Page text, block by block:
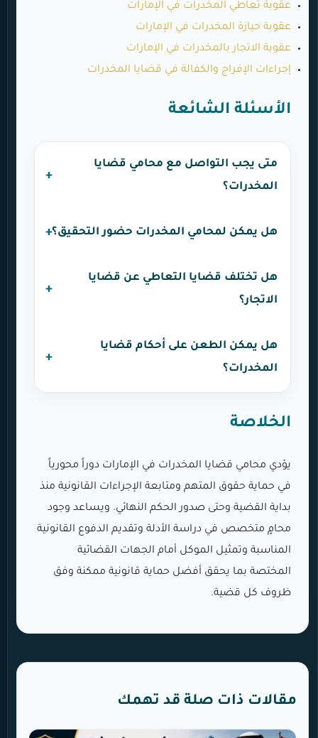
عقوبة تعاطي المخدرات في الإمارات
عقوبة حيازة المخدرات في الإمارات
عقوبة الاتجار بالمخدرات في الإمارات
إجراءات الإفراج والكفالة في قضايا المخدرات
الأسئلة الشائعة
متى يجب التواصل مع محامي قضايا
المخدرات؟
هل يمكن لمحامي المخدرات حضور التحقيق؟
هل تختلف قضايا التعاطي عن قضايا
الاتجار؟
هل يمكن الطعن على أحكام قضايا
المخدرات؟
الخلاصة
يؤدي محامي قضايا المخدرات في الإمارات دوراً محورياً
في حماية حقوق المتهم ومتابعة الإجراءات القانونية منذ
بداية القضية وحتى صدور الحكم النهائي. ويساعد وجود
محامٍ متخصص في دراسة الأدلة وتقديم الدفوع القانونية
المناسبة وتمثيل الموكل أمام الجهات القضائية
المختصة بما يحقق أفضل حماية قانونية ممكنة وفق
ظروف كل قضية.
مقالات ذات صلة قد تهمك